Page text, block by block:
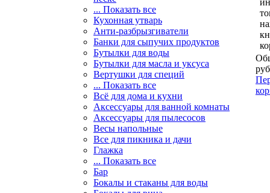
... Показать все
Кухонная утварь
Анти-разбрызгиватели
Банки для сыпучих продуктов
Бутылки для воды
Бутылки для масла и уксуса
Вертушки для специй
... Показать все
Всё для дома и кухни
Аксессуары для ванной комнаты
Аксессуары для пылесосов
Весы напольные
Все для пикника и дачи
Глажка
... Показать все
Бар
Бокалы и стаканы для воды